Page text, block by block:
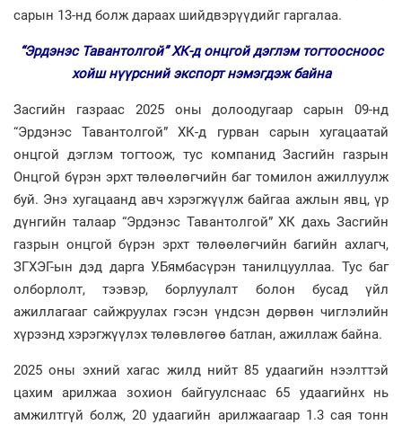
сарын 13-нд болж дараах шийдвэрүүдийг гаргалаа.
“Эрдэнэс Тавантолгой” ХК-д онцгой дэглэм тогтоосноос
хойш нүүрсний экспорт нэмэгдэж байна
Засгийн газраас 2025 оны долоодугаар сарын 09-нд
“Эрдэнэс Тавантолгой” ХК-д гурван сарын хугацаатай
онцгой дэглэм тогтоож, тус компанид Засгийн газрын
Онцгой бүрэн эрхт төлөөлөгчийн баг томилон ажиллуулж
буй. Энэ хугацаанд авч хэрэгжүүлж байгаа ажлын явц, үр
дүнгийн талаар “Эрдэнэс Тавантолгой” ХК дахь Засгийн
газрын онцгой бүрэн эрхт төлөөлөгчийн багийн ахлагч,
ЗГХЭГ-ын дэд дарга У.Бямбасүрэн танилцууллаа. Тус баг
олборлолт, тээвэр, борлуулалт болон бусад үйл
ажиллагааг сайжруулах гэсэн үндсэн дөрвөн чиглэлийн
хүрээнд хэрэгжүүлэх төлөвлөгөө батлан, ажиллаж байна.
2025 оны эхний хагас жилд нийт 85 удаагийн нээлттэй
цахим арилжаа зохион байгуулснаас 65 удаагийнх нь
амжилтгүй болж, 20 удаагийн арилжаагаар 1.3 сая тонн